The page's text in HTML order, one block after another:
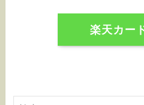
楽天カー